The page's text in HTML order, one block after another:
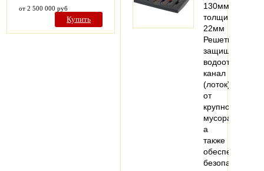
от 2 500 000 руб
Купить
130мм;
толщина:
22мм
Решетка
защищает
водоотводный
канал
(лоток)
от
крупного
мусора,
а
также
обеспечивает
безопасность